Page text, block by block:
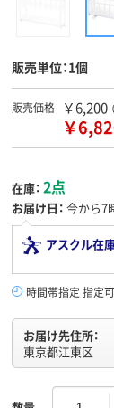
販売単位：1個
販売価格 ￥6,200
￥
在庫： 2点
お届け日： 今から7
アスクル在
時間帯指定 指定可
お届け先住所：
東京都江東区